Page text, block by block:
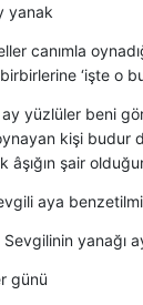
yanak
canımla
‘işte o
ay yüzlüler beni
kişi budur
âşığın şair
aya
yanağı
günü